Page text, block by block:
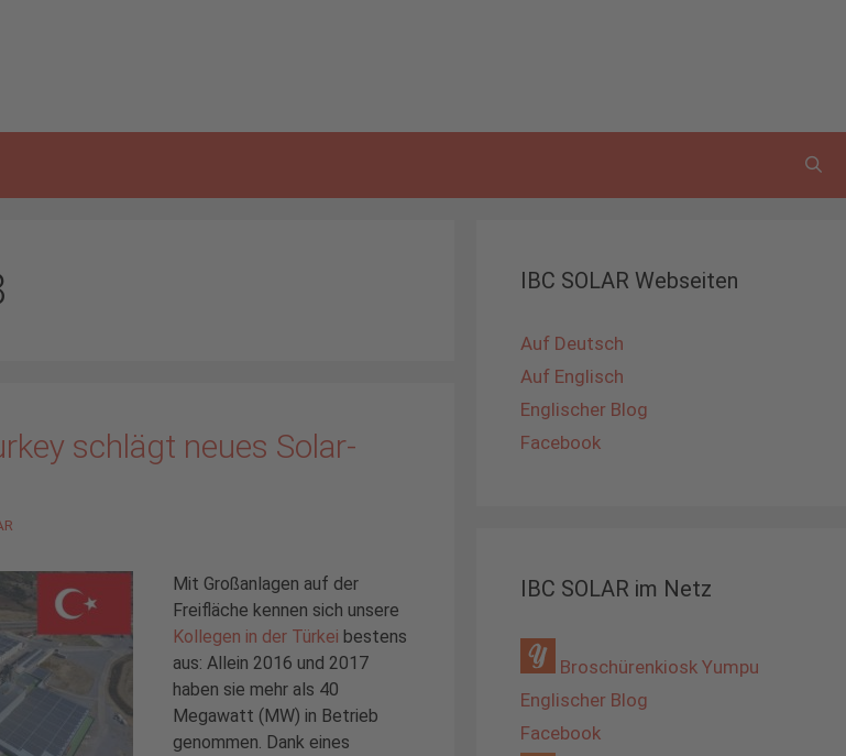
schlägt neues Solar-
Mit Großanlagen auf der
Freifläche kennen sich unsere
Kollegen in der Türkei bestens
aus: Allein 2016 und 2017
haben sie mehr als 40
Megawatt (MW) in Betrieb
genommen. Dank eines
IBC SOLAR Webseiten
Auf Deutsch
Auf Englisch
Englischer Blog
Facebook
IBC SOLAR im Netz
Broschürenkiosk Yumpu
Englischer Blog
Facebook